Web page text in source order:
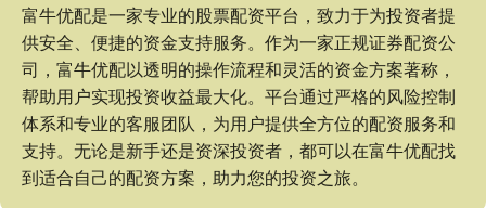
富牛优配是一家专业的股票配资平台，致力于为投资者提
供安全、便捷的资金支持服务。作为一家正规证券配资公
司，富牛优配以透明的操作流程和灵活的资金方案著称，
帮助用户实现投资收益最大化。平台通过严格的风险控制
体系和专业的客服团队，为用户提供全方位的配资服务和
支持。无论是新手还是资深投资者，都可以在富牛优配找
到适合自己的配资方案，助力您的投资之旅。